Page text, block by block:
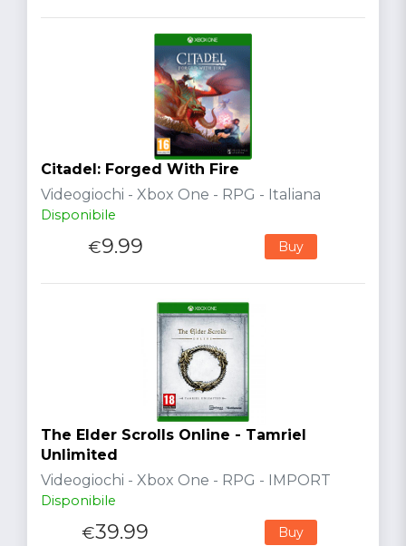
Citadel: Forged With Fire
Videogiochi - Xbox One - RPG - Italiana
Disponibile
€9.99 Buy
The Elder Scrolls Online - Tamriel
Unlimited
Videogiochi - Xbox One - RPG - IMPORT
Disponibile
€39.99 Buy